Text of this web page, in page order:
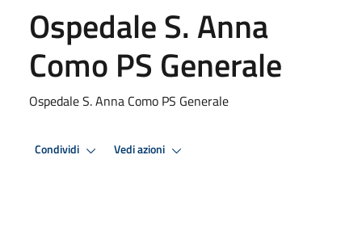
Ospedale S. Anna
Como PS Generale
Ospedale S. Anna Como PS Generale
Condividi Vedi azioni